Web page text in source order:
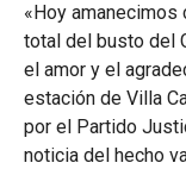
«Hoy
total del busto del
el amor y el
estación de Villa
por el Partido
noticia del hecho